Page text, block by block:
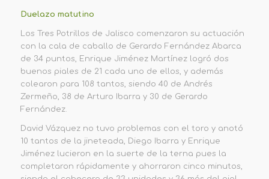
Duelazo matutino
Los Tres Potrillos de Jalisco comenzaron su actuación
con la cala de caballo de Gerardo Fernández Abarca
de 34 puntos, Enrique Jiménez Martínez logró dos
buenos piales de 21 cada uno de ellos, y además
colearon para 108 tantos, siendo 40 de Andrés
Zermeño, 38 de Arturo Ibarra y 30 de Gerardo
Fernández.
David Vázquez no tuvo problemas con el toro y anotó
10 tantos de la jineteada, Diego Ibarra y Enrique
Jiménez lucieron en la suerte de la terna pues la
completaron rápidamente y ahorraron cinco minutos,